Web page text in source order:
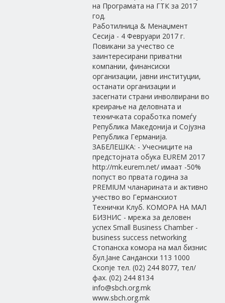
на Програмата на ГТК за 2017
год.
Работилница & Менаџмент
Сесија - 4 Февруари 2017 г.
Повикани за учество се
заинтересирани приватни
компании, финансиски
организации, јавни институции,
останати организации и
засегнати страни инволвирани во
креирање на деловната и
техничката соработка помеѓу
Република Македонија и Сојузна
Република Германија.
ЗАБЕЛЕШКА: - Учесниците на
предстојната обука EUREM 2017
http://mk.eurem.net/ имаат -50%
попуст во првата година за
PREMIUM чланарината и активно
учество во Германскиот
Технички Клуб. КОМОРА НА МАЛ
БИЗНИС - мрежа за деловен
успех Small Business Chamber -
business success networking
Стопанска комора на мал бизнис
бул.Јане Сандански 113 1000
Скопје тел. (02) 244 8077, тел/
фах. (02) 244 8134
info@sbch.org.mk
www.sbch.org.mk